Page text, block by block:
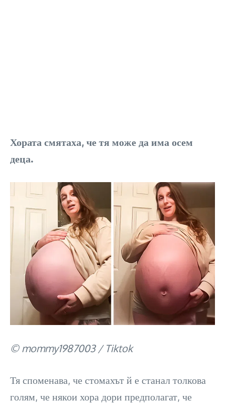
Хората смятаха, че тя може да има осем
деца.
© mommy1987003 / Tiktok
Тя споменава, че стомахът й е станал толкова
голям, че някои хора дори предполагат, че